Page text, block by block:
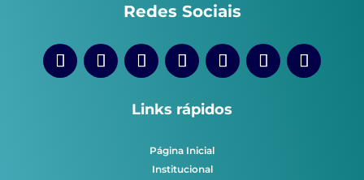
Redes Sociais
Links rápidos
Página Inicial
Institucional